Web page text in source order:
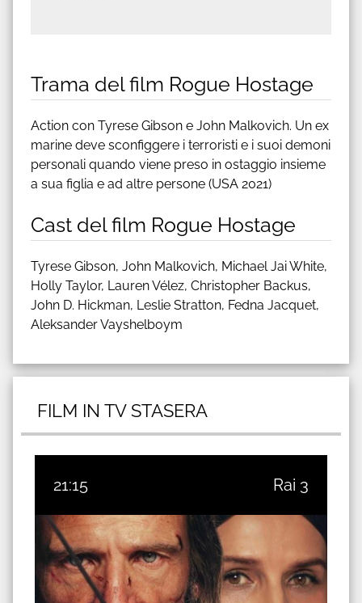
Trama del film Rogue Hostage
Action con Tyrese Gibson e John Malkovich. Un ex
marine deve sconfiggere i terroristi e i suoi demoni
personali quando viene preso in ostaggio insieme
a sua figlia e ad altre persone (USA 2021)
Cast del film Rogue Hostage
Tyrese Gibson, John Malkovich, Michael Jai White,
Holly Taylor, Lauren Vélez, Christopher Backus,
John D. Hickman, Leslie Stratton, Fedna Jacquet,
Aleksander Vayshelboym
FILM IN TV STASERA
21:15 Rai 3